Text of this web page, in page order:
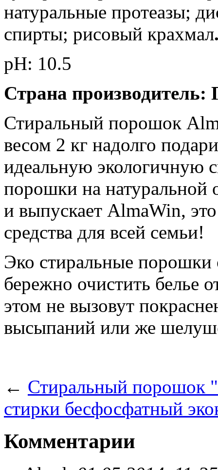
натуральные протеазы;
спирты; рисовый крахмал
рН: 10.5
Страна производитель:
Стиральный порошок
весом 2 кг надолго
идеальную экологичную
порошки на натуральной
и выпускает AlmaWin,
средства для всей семьи!
Эко стиральные
бережно очистить белье
этом не вызовут
высыпаний или же
← Стиральный порошок
стирки бесфосфатный
Комментарии